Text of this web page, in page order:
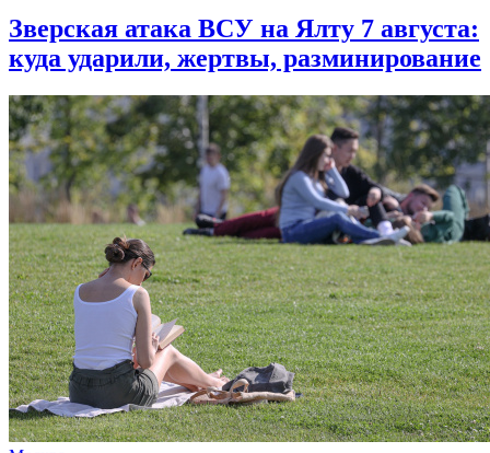
Зверская атака ВСУ на Ялту 7 августа:
куда ударили, жертвы, разминирование